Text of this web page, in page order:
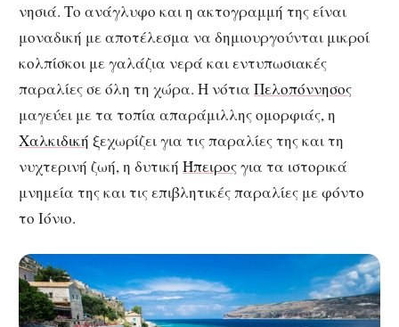
νησιά. Το ανάγλυφο και η ακτογραμμή της είναι
μοναδική με αποτέλεσμα να δημιουργούνται μικροί
κολπίσκοι με γαλάζια νερά και εντυπωσιακές
παραλίες σε όλη τη χώρα. Η νότια Πελοπόννησος
μαγεύει με τα τοπία απαράμιλλης ομορφιάς, η
Χαλκιδική ξεχωρίζει για τις παραλίες της και τη
νυχτερινή ζωή, η δυτική Ήπειροςγια τα ιστορικά
μνημεία της και τις επιβλητικές παραλίες με φόντο
το Ιόνιο.